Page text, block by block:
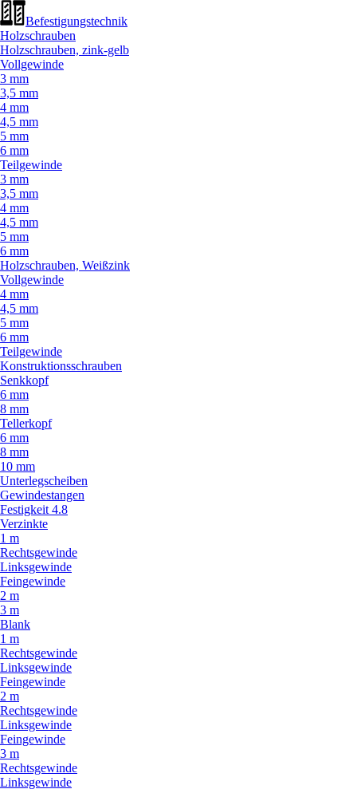
Befestigungstechnik
Holzschrauben
Holzschrauben, zink-gelb
Vollgewinde
3 mm
3,5 mm
4 mm
4,5 mm
5 mm
6 mm
Teilgewinde
3 mm
3,5 mm
4 mm
4,5 mm
5 mm
6 mm
Holzschrauben, Weißzink
Vollgewinde
4 mm
4,5 mm
5 mm
6 mm
Teilgewinde
Konstruktionsschrauben
Senkkopf
6 mm
8 mm
Tellerkopf
6 mm
8 mm
10 mm
Unterlegscheiben
Gewindestangen
Festigkeit 4.8
Verzinkte
1 m
Rechtsgewinde
Linksgewinde
Feingewinde
2 m
3 m
Blank
1 m
Rechtsgewinde
Linksgewinde
Feingewinde
2 m
Rechtsgewinde
Linksgewinde
Feingewinde
3 m
Rechtsgewinde
Linksgewinde